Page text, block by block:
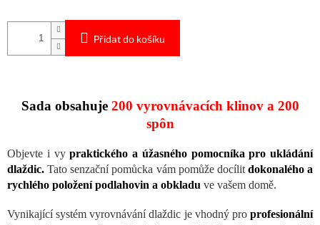
Přidat do košíku
Sada obsahuje 200 vyrovnávacích klinov a 200
spôn
Objevte i vypraktického a úžasného pomocníka pro ukládání
dlaždic. Tato senzační pomůcka vám pomůže docílit dokonalého a
rychlého položení podlahovin a obkladu ve vašem domě.
Vynikající systém vyrovnávání dlaždic je vhodný pro profesionální